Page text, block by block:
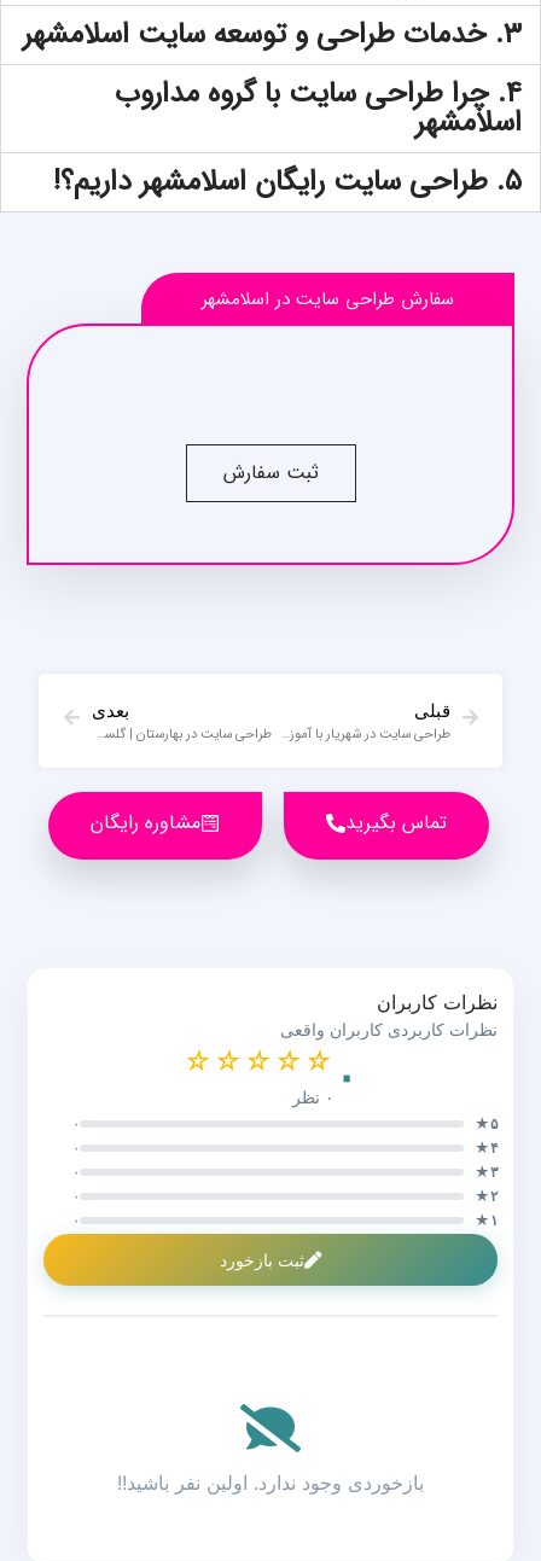
۳. خدمات طراحی و توسعه سایت اسلامشهر
۴. چرا طراحی سایت با گروه مداروب
اسلامشهر
۵. طراحی سایت رایگان اسلامشهر داریم؟!
سفارش طراحی سایت در اسلامشهر
ثبت سفارش
قبلی
طراحی سایت در شهریار با آموزش جامع رایگان
بعدی
طراحی سایت در بهارستان | گلستان همراعه پکیج رایگان آموزش
تماس بگیرید مشاوره رایگان
نظرات کاربران
نظرات کاربردی کاربران واقعی
۰ ☆
☆
☆
☆
☆
۰ نظر
۵★
۰
۴★
۰
۳★
۰
۲★
۰
۱★
۰
ثبت بازخورد
بازخوردی وجود ندارد. اولین نفر باشید!!